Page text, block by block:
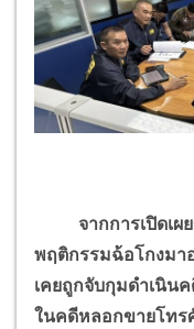
จากการเปิดเผยข
พฤติกรรมฉ้อโกงมา
เคยถูกจับกุมดำเนิน
ในคดีหลอกขายโท